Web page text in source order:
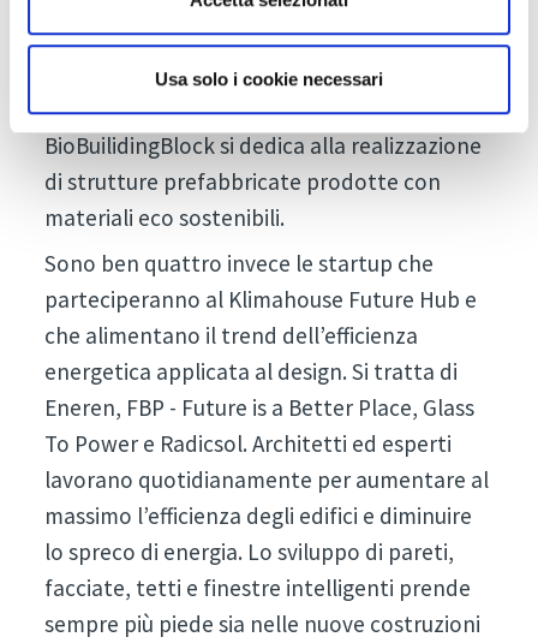
Usa solo i cookie necessari
con il minimo di risorse ed energia ed è per
questo che le unità sono adatte ad uffici,
ospedali ed hotel. La startup
BioBuilidingBlock si dedica alla realizzazione
di strutture prefabbricate prodotte con
materiali eco sostenibili.
Sono ben quattro invece le startup che
parteciperanno al Klimahouse Future Hub e
che alimentano il trend dell’efficienza
energetica applicata al design. Si tratta di
Eneren, FBP - Future is a Better Place, Glass
To Power e Radicsol. Architetti ed esperti
lavorano quotidianamente per aumentare al
massimo l’efficienza degli edifici e diminuire
lo spreco di energia. Lo sviluppo di pareti,
facciate, tetti e finestre intelligenti prende
sempre più piede sia nelle nuove costruzioni